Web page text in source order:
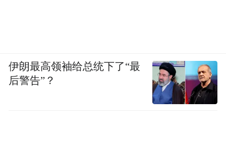
伊朗最高领袖给总统下了“最
后警告”？